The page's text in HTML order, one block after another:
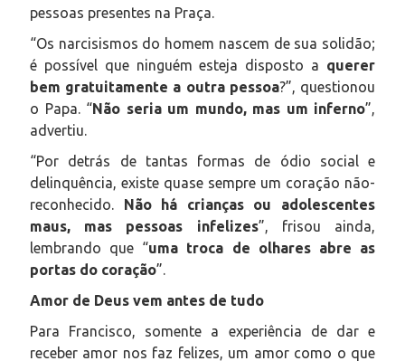
pessoas presentes na Praça.
“Os narcisismos do homem nascem de sua solidão;
é possível que ninguém esteja disposto a querer
bem gratuitamente a outra pessoa?”, questionou
o Papa. “Não seria um mundo, mas um inferno”,
advertiu.
“Por detrás de tantas formas de ódio social e
delinquência, existe quase sempre um coração não-
reconhecido. Não há crianças ou adolescentes
maus, mas pessoas infelizes”, frisou ainda,
lembrando que “uma troca de olhares abre as
portas do coração”.
Amor de Deus vem antes de tudo
Para Francisco, somente a experiência de dar e
receber amor nos faz felizes, um amor como o que